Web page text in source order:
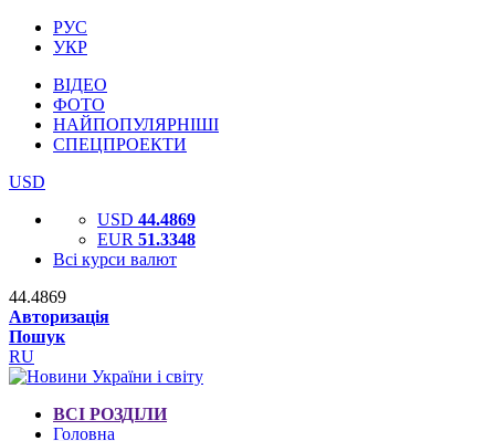
РУС
УКР
ВІДЕО
ФОТО
НАЙПОПУЛЯРНІШІ
СПЕЦПРОЕКТИ
USD
USD 44.4869
EUR 51.3348
Всі курси валют
44.4869
Авторизація
Пошук
RU
ВСІ РОЗДІЛИ
Головна